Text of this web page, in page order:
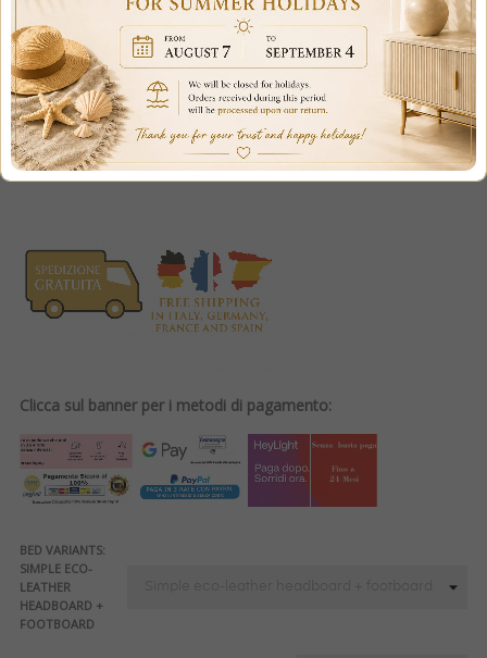
€1,629.00
VAT included
Clicca sul banner per i metodi di pagamento:
BED VARIANTS:
SIMPLE ECO-
LEATHER
HEADBOARD +
FOOTBOARD